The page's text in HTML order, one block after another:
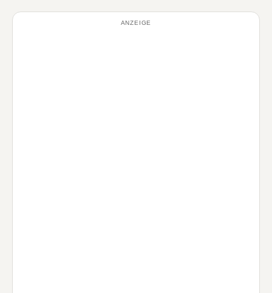
ANZEIGE